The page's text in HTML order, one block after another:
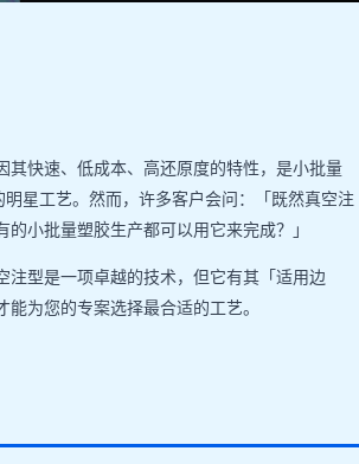
其快速、低成本、高还原度的特性，是小批量
明星工艺。然而，许多客户会问：「既然真空注
小批量塑胶生产都可以用它来完成？」
注型是一项卓越的技术，但它有其「适用边
为您的专案选择最合适的工艺。